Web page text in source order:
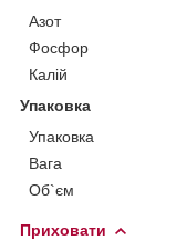
Азот
Фосфор
Калій
Упаковка
Упаковка
Вага
Об`єм
Приховати